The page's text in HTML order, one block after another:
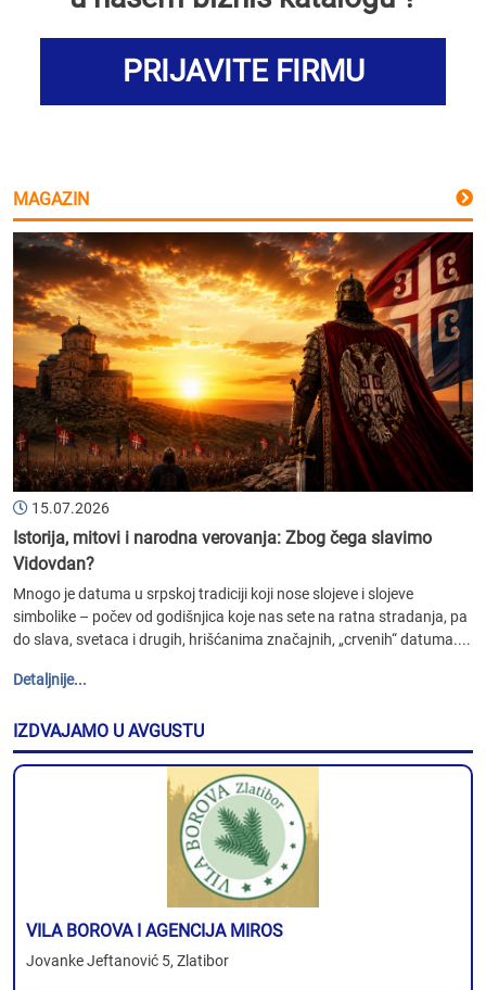
PRIJAVITE FIRMU
MAGAZIN
15.07.2026
Istorija, mitovi i narodna verovanja: Zbog čega slavimo
Vidovdan?
Mnogo je datuma u srpskoj tradiciji koji nose slojeve i slojeve
simbolike – počev od godišnjica koje nas sete na ratna stradanja, pa
do slava, svetaca i drugih, hrišćanima značajnih, „crvenih“ datuma....
Detaljnije...
IZDVAJAMO U AVGUSTU
VILA BOROVA I AGENCIJA MIROS
Jovanke Jeftanović 5, Zlatibor